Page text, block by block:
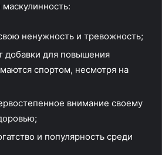
ненужность и тревожность;
добавки для повышения
спортом, несмотря на
внимание своему
и популярность среди